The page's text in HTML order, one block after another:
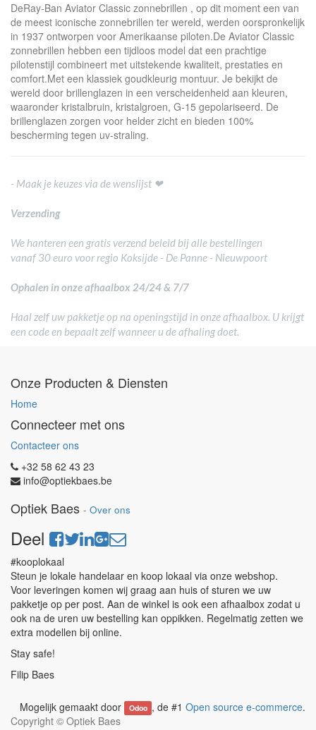
DeRay-Ban Aviator Classic zonnebrillen , op dit moment een van
de meest iconische zonnebrillen ter wereld, werden oorspronkelijk
in 1937 ontworpen voor Amerikaanse piloten.De Aviator Classic
zonnebrillen hebben een tijdloos model dat een prachtige
pilotenstijl combineert met uitstekende kwaliteit, prestaties en
comfort.Met een klassiek goudkleurig montuur. Je bekijkt de
wereld door brillenglazen in een verscheidenheid aan kleuren,
waaronder kristalbruin, kristalgroen, G-15 gepolariseerd. De
brillenglazen zorgen voor helder zicht en bieden 100%
bescherming tegen uv-straling.
- Maak je keuzes via de wenslijst ❤
Verzending
We hanteren een gratis verzend beleid bij alle bestellingen
vanaf 30 euro voor regio Koksijde - De Panne - Nieuwpoort
Ophalen in onze afhaalbox 24/24 & 7/7
Haal zelf uw pakketje op na openingstijd in onze afhaalbox. U krijgt
een code en bepaalt zelf wanneer u de afhaling doet.
Onze Producten & Diensten
Home
Connecteer met ons
Contacteer ons
+32 58 62 43 23
info@optiekbaes.be
Optiek Baes - Over ons
Deel
#kooplokaal
Steun je lokale handelaar en koop lokaal via onze webshop.
Voor leveringen komen wij graag aan huis of sturen we uw
pakketje op per post. Aan de winkel is ook een afhaalbox zodat u
ook na de uren uw bestelling kan oppikken. Regelmatig zetten we
extra modellen bij online.
Stay safe!
Filip Baes
Mogelijk gemaakt door Odoo , de #1 Open source e-commerce.
Copyright © Optiek Baes